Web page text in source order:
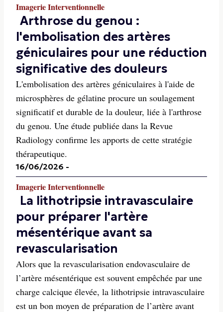
Imagerie Interventionnelle
Arthrose du genou :
l'embolisation des artères
géniculaires pour une réduction
significative des douleurs
L'embolisation des artères géniculaires à l'aide de
microsphères de gélatine procure un soulagement
significatif et durable de la douleur, liée à l'arthrose
du genou. Une étude publiée dans la Revue
Radiology confirme les apports de cette stratégie
thérapeutique.
16/06/2026 -
Imagerie Interventionnelle
La lithotripsie intravasculaire
pour préparer l'artère
mésentérique avant sa
revascularisation
Alors que la revascularisation endovasculaire de
l’artère mésentérique est souvent empêchée par une
charge calcique élevée, la lithotripsie intravasculaire
est un bon moyen de préparation de l’artère avant